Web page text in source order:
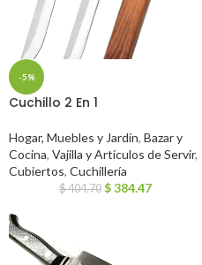
-5%
Cuchillo 2 En 1
Hogar, Muebles y Jardín, Bazar y
Cocina, Vajilla y Artículos de Servir,
Cubiertos, Cuchillería
$404.70 $384.47